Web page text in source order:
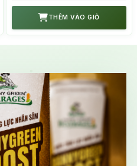
THÊM VÀO GIỎ